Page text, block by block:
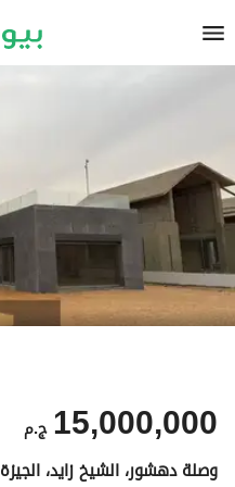
ج.م 15,000,000
وصلة دهشور، الشيخ زايد، الجيزة